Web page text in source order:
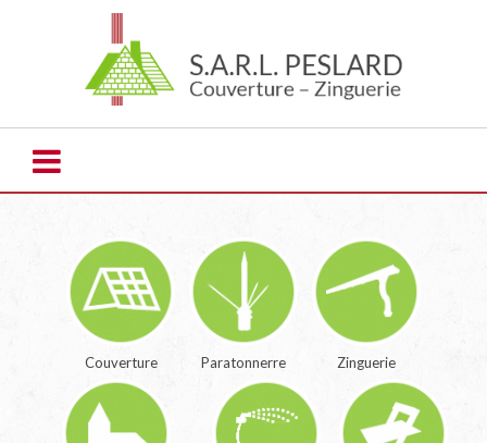
Couverture Paratonnerre Zinguerie